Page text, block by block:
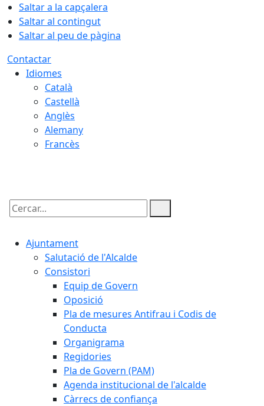
Saltar a la capçalera
Saltar al contingut
Saltar al peu de pàgina
Contactar
Idiomes
Català
Castellà
Anglès
Alemany
Francès
Cercar:
Ajuntament
Salutació de l'Alcalde
Consistori
Equip de Govern
Oposició
Pla de mesures Antifrau i Codis de
Conducta
Organigrama
Regidories
Pla de Govern (PAM)
Agenda institucional de l'alcalde
Càrrecs de confiança